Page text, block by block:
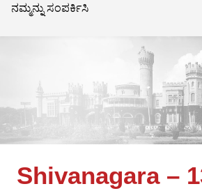
ನಮ್ಮನ್ನು ಸಂಪರ್ಕಿಸಿ
Shivanagara –